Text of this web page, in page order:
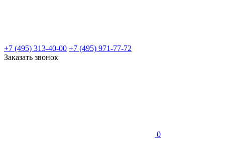
+7 (495) 313-40-00 +7 (495) 971-77-72
Заказать звонок
0